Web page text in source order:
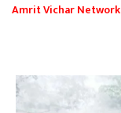
Amrit Vichar Network